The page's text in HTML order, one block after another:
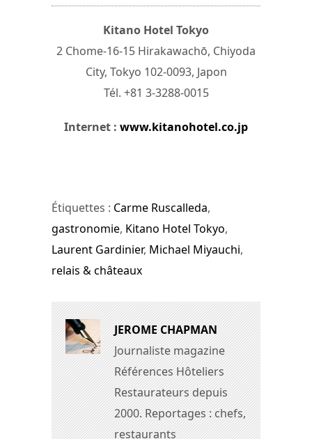
Kitano Hotel Tokyo
2 Chome-16-15 Hirakawachō, Chiyoda
City, Tokyo 102-0093, Japon
Tél. +81 3-3288-0015
Internet : www.kitanohotel.co.jp
Étiquettes : Carme Ruscalleda,
gastronomie, Kitano Hotel Tokyo,
Laurent Gardinier, Michael Miyauchi,
relais & châteaux
JEROME CHAPMAN
Journaliste magazine
Références Hôteliers
Restaurateurs depuis
2000. Reportages : chefs,
restaurants